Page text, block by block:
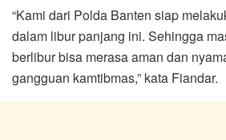
“Kami dari Polda Banten siap
dalam libur panjang ini. Sehingga
berlibur bisa merasa aman dan
gangguan kamtibmas,” kata Fiandar.